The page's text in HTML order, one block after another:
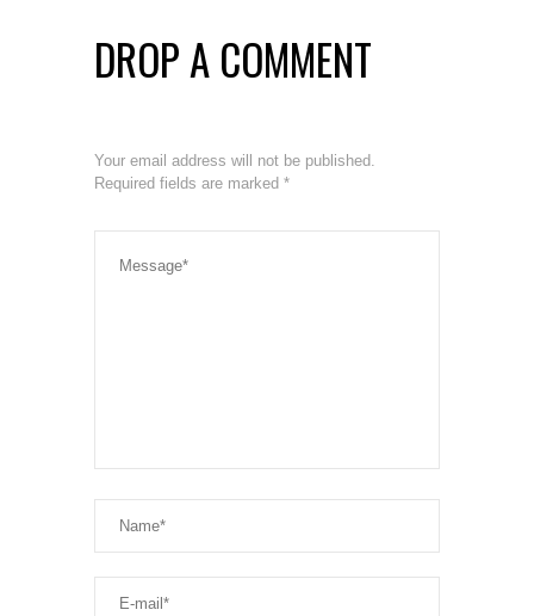
DROP A COMMENT
Your email address will not be published.
Required fields are marked *